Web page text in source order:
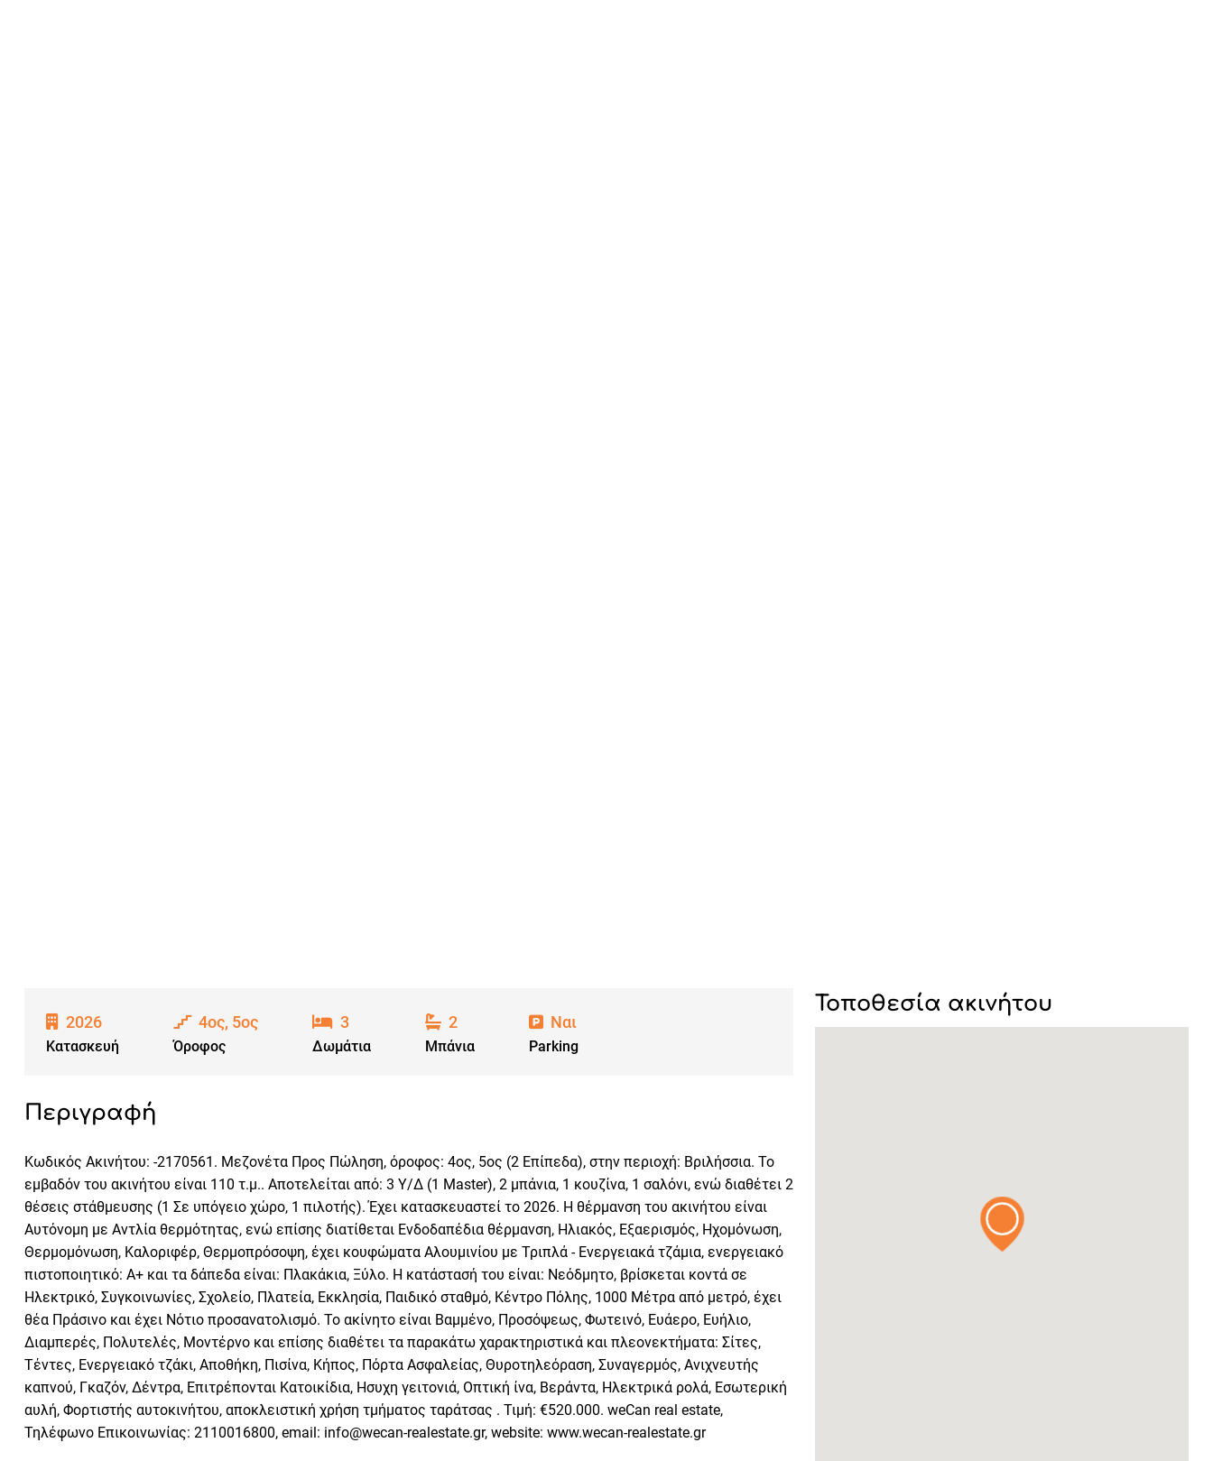
2026
Κατασκευή
4ος, 5ος
Όροφος
3
Δωμάτια
2
Μπάνια
Ναι
Parking
Περιγραφή
Κωδικός Ακινήτου: -2170561. Μεζονέτα Προς Πώληση, όροφος: 4ος, 5ος (2 Επίπεδα), στην περιοχή: Βριλήσσια. Το
εμβαδόν του ακινήτου είναι 110 τ.μ.. Αποτελείται από: 3 Υ/Δ (1 Master), 2 μπάνια, 1 κουζίνα, 1 σαλόνι, ενώ διαθέτει 2
θέσεις στάθμευσης (1 Σε υπόγειο χώρο, 1 πιλοτής). Έχει κατασκευαστεί το 2026. Η θέρμανση του ακινήτου είναι
Αυτόνομη με Αντλία θερμότητας, ενώ επίσης διατίθεται Ενδοδαπέδια θέρμανση, Ηλιακός, Εξαερισμός, Ηχομόνωση,
Θερμομόνωση, Καλοριφέρ, Θερμοπρόσοψη, έχει κουφώματα Αλουμινίου με Τριπλά - Ενεργειακά τζάμια, ενεργειακό
πιστοποιητικό: Α+ και τα δάπεδα είναι: Πλακάκια, Ξύλο. Η κατάστασή του είναι: Νεόδμητο, βρίσκεται κοντά σε
Ηλεκτρικό, Συγκοινωνίες, Σχολείο, Πλατεία, Εκκλησία, Παιδικό σταθμό, Κέντρο Πόλης, 1000 Μέτρα από μετρό, έχει
θέα Πράσινο και έχει Νότιο προσανατολισμό. Το ακίνητο είναι Βαμμένο, Προσόψεως, Φωτεινό, Ευάερο, Ευήλιο,
Διαμπερές, Πολυτελές, Μοντέρνο και επίσης διαθέτει τα παρακάτω χαρακτηριστικά και πλεονεκτήματα: Σίτες,
Τέντες, Ενεργειακό τζάκι, Αποθήκη, Πισίνα, Κήπος, Πόρτα Ασφαλείας, Θυροτηλεόραση, Συναγερμός, Ανιχνευτής
καπνού, Γκαζόν, Δέντρα, Επιτρέπονται Κατοικίδια, Ησυχη γειτονιά, Οπτική ίνα, Βεράντα, Ηλεκτρικά ρολά, Εσωτερική
αυλή, Φορτιστής αυτοκινήτου, αποκλειστική χρήση τμήματος ταράτσας . Τιμή: €520.000. weCan real estate,
Τηλέφωνο Επικοινωνίας: 2110016800, email: info@wecan-realestate.gr, website: www.wecan-realestate.gr
Τοποθεσία ακινήτου